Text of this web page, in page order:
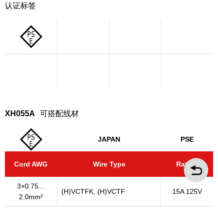
认证标签
XH055A 可搭配线材
JAPAN PSE
Cord AWG Wire Type Rating
3×0.75…
2.0mm²
(H)VCTFK, (H)VCTF 15A 125V